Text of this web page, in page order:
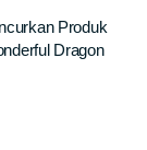
Produk
Dragon